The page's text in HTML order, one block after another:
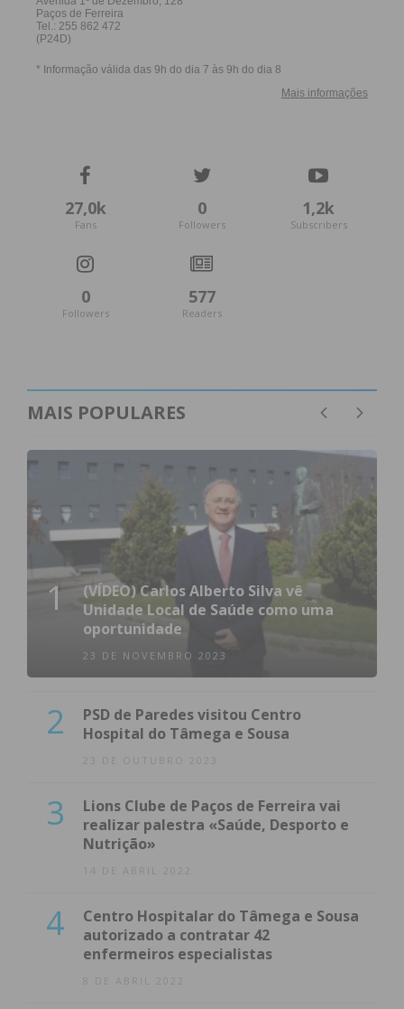
27,0k
Fans
0
Followers
1,2k
Subscribers
0
Followers
577
Readers
MAIS POPULARES
1
(VÍDEO) Carlos Alberto Silva vê
Unidade Local de Saúde como uma
oportunidade
23 DE NOVEMBRO 2023
2
PSD de Paredes visitou Centro
Hospital do Tâmega e Sousa
23 DE OUTUBRO 2023
3
Lions Clube de Paços de Ferreira vai
realizar palestra «Saúde, Desporto e
Nutrição»
14 DE ABRIL 2022
4
Centro Hospitalar do Tâmega e Sousa
autorizado a contratar 42
enfermeiros especialistas
8 DE ABRIL 2022